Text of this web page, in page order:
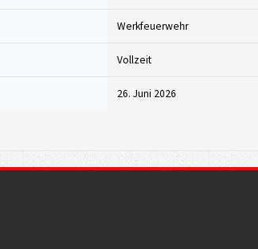
Werkfeuerwehr
Vollzeit
26. Juni 2026